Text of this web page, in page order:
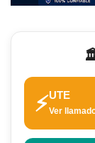
⚡UTE
Ver